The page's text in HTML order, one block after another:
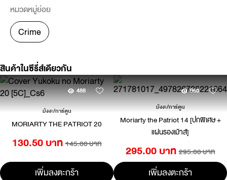
หมวดหมู่ย่อย
Crime
สินค้าในซีรี่ส์เดียวกัน
488
มังงะ/การ์ตูน
MORIARTY THE PATRIOT 20
130.50 บาท 145.00 บาท
เพิ่มลงตะกร้า
960
มังงะ/การ์ตูน
Moriarty the Patriot 14 [ปกพิเศษ +
แผ่นรองเม้าส์]
295.00 บาท 295.00 บาท
เพิ่มลงตะกร้า